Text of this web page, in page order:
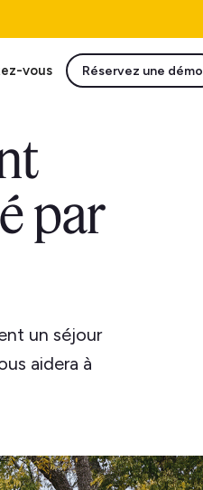
vous Réservez une démo
par
un séjour
aidera à